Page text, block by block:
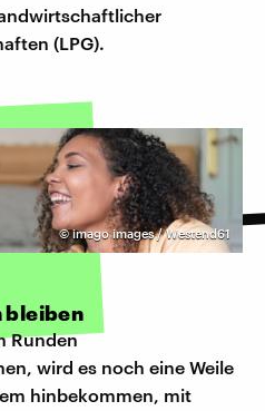
(LPG).
©imago images / Westend61
bleiben
Runden
wird es noch eine Weile
hinbekommen, mit